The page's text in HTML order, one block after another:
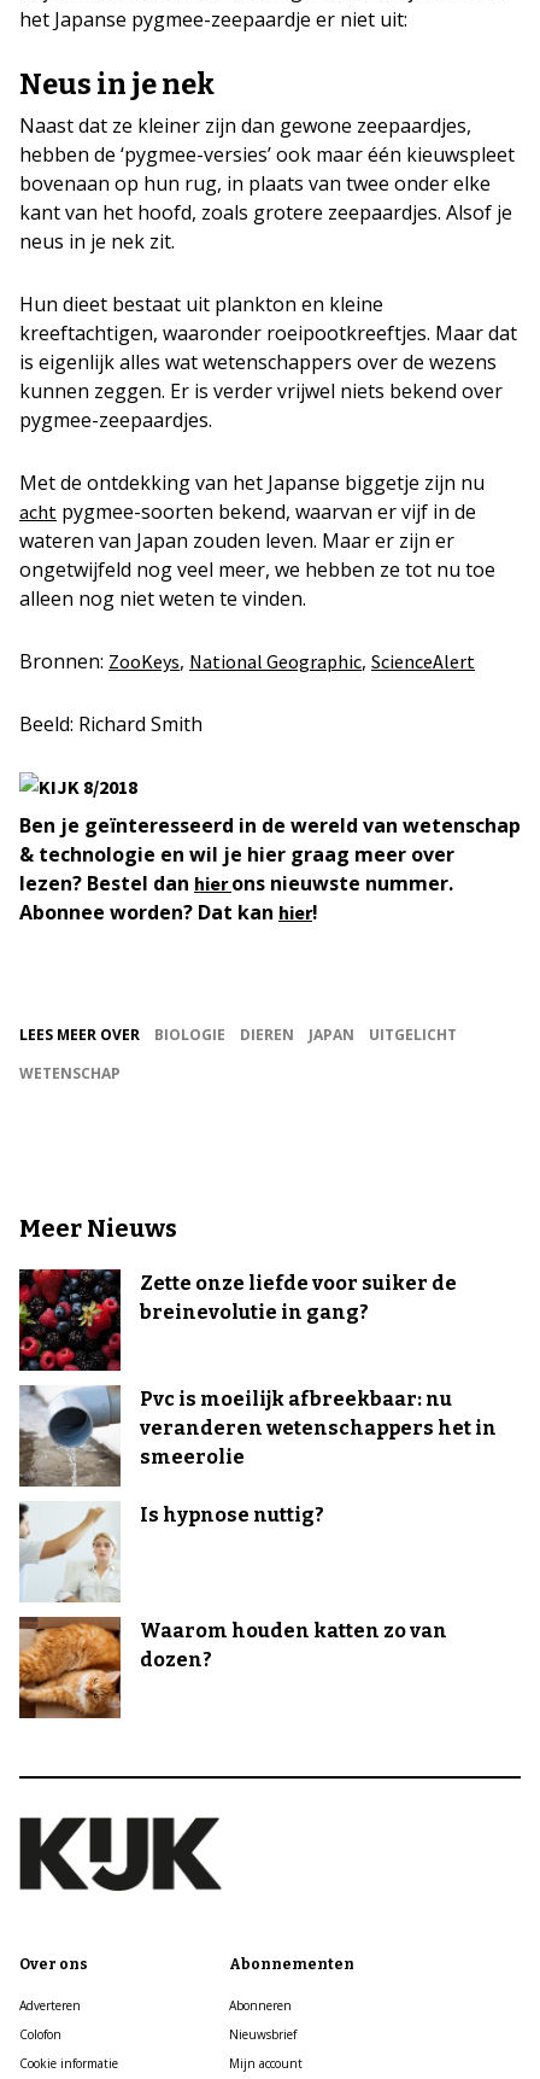
het Japanse pygmee-zeepaardje er niet uit:
Neus in je nek
Naast dat ze kleiner zijn dan gewone zeepaardjes,
hebben de ‘pygmee-versies’ ook maar één kieuwspleet
bovenaan op hun rug, in plaats van twee onder elke
kant van het hoofd, zoals grotere zeepaardjes. Alsof je
neus in je nek zit.
Hun dieet bestaat uit plankton en kleine
kreeftachtigen, waaronder roeipootkreeftjes. Maar dat
is eigenlijk alles wat wetenschappers over de wezens
kunnen zeggen. Er is verder vrijwel niets bekend over
pygmee-zeepaardjes.
Met de ontdekking van het Japanse biggetje zijn nu
acht pygmee-soorten bekend, waarvan er vijf in de
wateren van Japan zouden leven. Maar er zijn er
ongetwijfeld nog veel meer, we hebben ze tot nu toe
alleen nog niet weten te vinden.
Bronnen: ZooKeys, National Geographic, ScienceAlert
Beeld: Richard Smith
Ben je geïnteresseerd in de wereld van wetenschap
& technologie en wil je hier graag meer over
lezen? Bestel dan hierons nieuwste nummer.
Abonnee worden? Dat kan hier!
LEES MEER OVER BIOLOGIE DIEREN JAPAN
UITGELICHT
WETENSCHAP
Meer Nieuws
Zette onze liefde voor suiker de
breinevolutie in gang?
Pvc is moeilijk afbreekbaar: nu
veranderen wetenschappers het in
smeerolie
Is hypnose nuttig?
Waarom houden katten zo van
dozen?
Over ons
Adverteren
Colofon
Cookie informatie
Abonnementen
Abonneren
Nieuwsbrief
Mijn account